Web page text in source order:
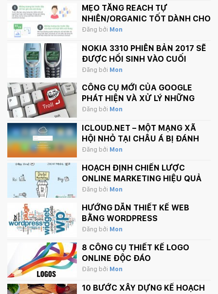
MẸO TĂNG REACH TỰ
NHIÊN/ORGANIC TỐT DÀNH CHO
FANPAGE CỦA BẠN
Đăng bởi Mon
NOKIA 3310 PHIÊN BẢN 2017 SẼ
ĐƯỢC HỒI SINH VÀO CUỐI
THÁNG 2 NÀY
Đăng bởi Mon
CÔNG CỤ MỚI CỦA GOOGLE
PHÁT HIỆN VÀ XỬ LÝ NHỮNG
BÌNH LUẬN PHẢN CẢM TRÊN
Đăng bởi Mon
ICLOUD.NET – MỘT MẠNG XÃ
HỘI NHỎ TẠI CHÂU Á BỊ ĐÁNH
SẬP BỞI APPLE.
Đăng bởi Mon
HOẠCH ĐỊNH CHIẾN LƯỢC
ONLINE MARKETING HIỆU QUẢ
Đăng bởi Mon
HƯỚNG DẪN THIẾT KẾ WEB
BẰNG WORDPRESS
Đăng bởi Mon
8 CÔNG CỤ THIẾT KẾ LOGO
ONLINE ĐỘC ĐÁO
Đăng bởi Mon
10 BƯỚC XÂY DỰNG KẾ HOẠCH